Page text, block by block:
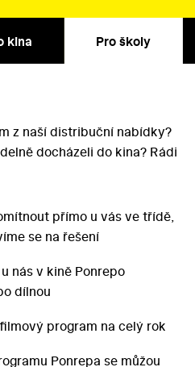
kina Pro školy
z naší distribuční nabídky?
docházeli do kina? Rádi
přímo u vás ve třídě,
se na řešení
nás v kině Ponrepo
dílnou
program na celý rok
Ponrepa se můžou